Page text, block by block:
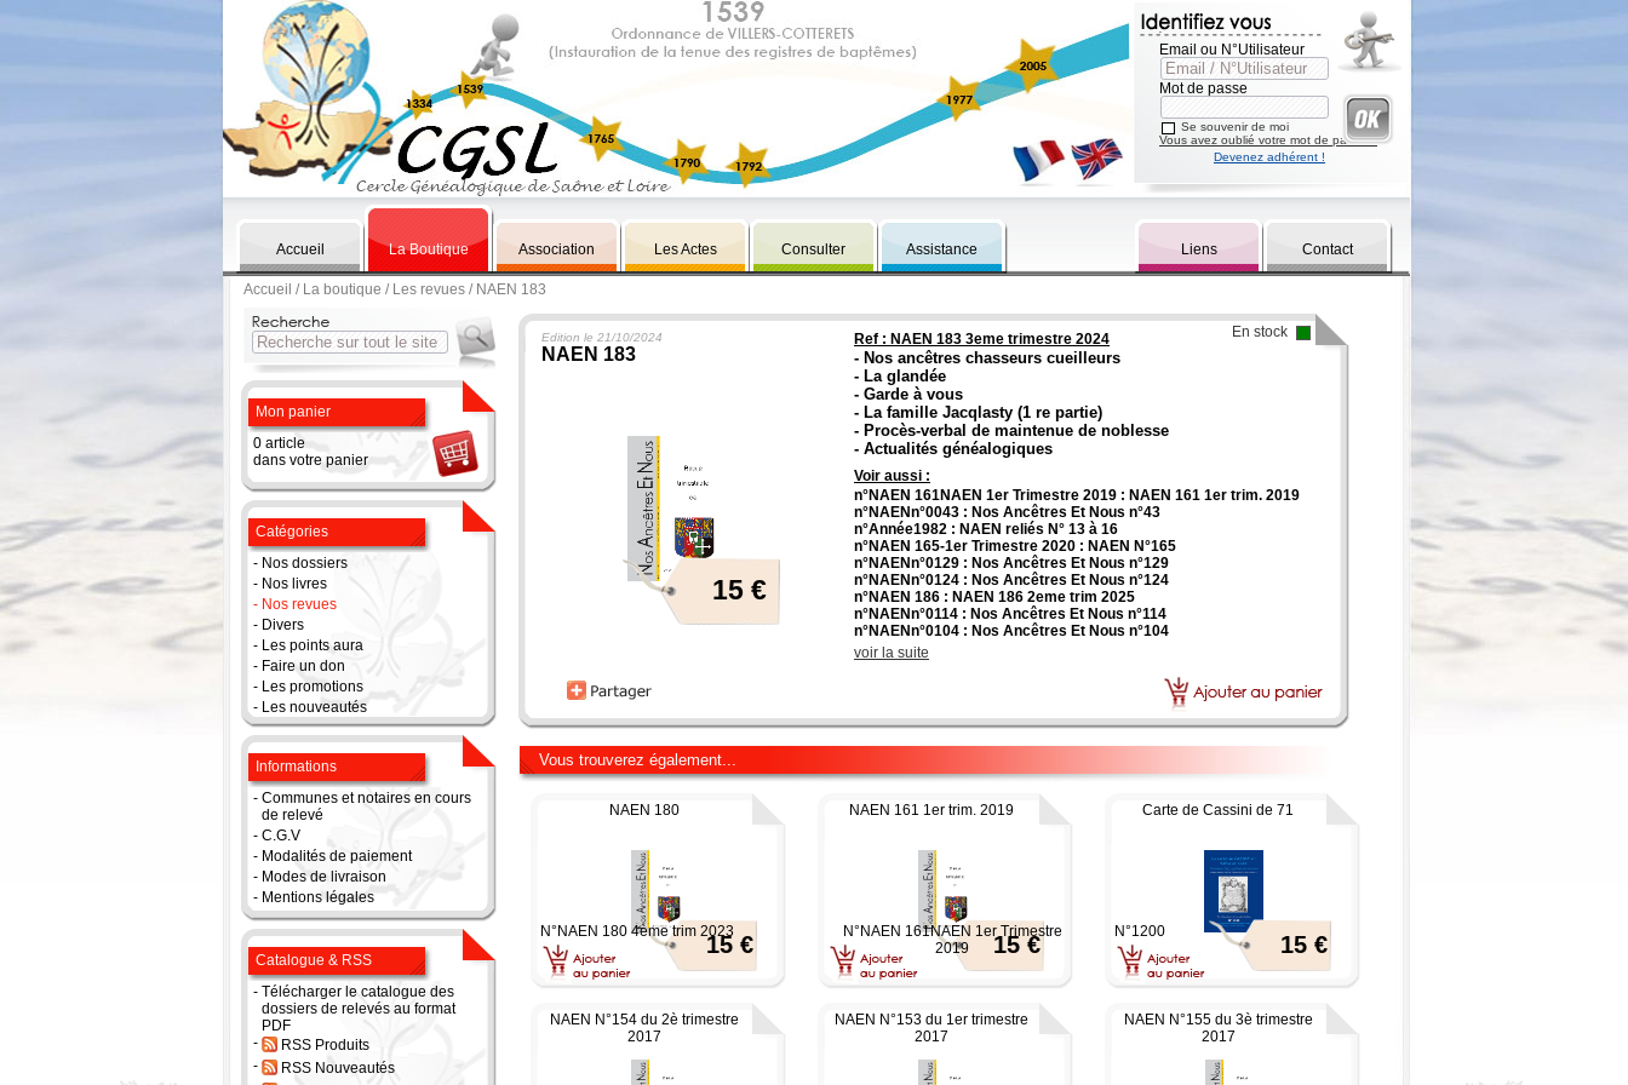
Email ou N°Utilisateur
Mot de passe
Se souvenir de moi
Vous avez oublié votre mot de passe ?
Devenez adhérent !
Accueil La Boutique Association Les Actes Consulter Assistance Liens Contact
Accueil / La boutique / Les revues / NAEN 183
Mon panier
0 article
dans votre panier
Catégories
- Nos dossiers
- Nos livres
- Nos revues
- Divers
- Les points aura
- Faire un don
- Les promotions
- Les nouveautés
Informations
- Communes et notaires en cours
de relevé
- C.G.V
- Modalités de paiement
- Modes de livraison
- Mentions légales
Catalogue & RSS
- Télécharger le catalogue des
dossiers de relevés au format
PDF
-
RSS Produits
-
RSS Nouveautés
Edition le 21/10/2024
NAEN 183
15 €
En stock
Ref : NAEN 183 3eme trimestre 2024
- Nos ancêtres chasseurs cueilleurs
- La glandée
- Garde à vous
- La famille Jacqlasty (1 re partie)
- Procès-verbal de maintenue de noblesse
- Actualités généalogiques
Voir aussi :
n°NAEN 161NAEN 1er Trimestre 2019 : NAEN 161 1er trim. 2019
n°NAENn°0043 : Nos Ancêtres Et Nous n°43
n°Année1982 : NAEN reliés N° 13 à 16
n°NAEN 165-1er Trimestre 2020 : NAEN N°165
n°NAENn°0129 : Nos Ancêtres Et Nous n°129
n°NAENn°0124 : Nos Ancêtres Et Nous n°124
n°NAEN 186 : NAEN 186 2eme trim 2025
n°NAENn°0114 : Nos Ancêtres Et Nous n°114
n°NAENn°0104 : Nos Ancêtres Et Nous n°104
voir la suite
Vous trouverez également...
NAEN 180
15 €
N°NAEN 180 4ème trim 2023
NAEN 161 1er trim. 2019
15 €
N°NAEN 161NAEN 1er Trimestre
2019
Carte de Cassini de 71
15 €
N°1200
NAEN N°154 du 2è trimestre
2017
NAEN N°153 du 1er trimestre
2017
NAEN N°155 du 3è trimestre
2017